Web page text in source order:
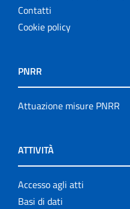
Contatti
Cookie policy
PNRR
Attuazione misure PNRR
ATTIVITÀ
Accesso agli atti
Basi di dati